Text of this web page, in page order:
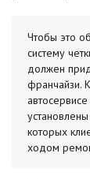
Чтобы это
систему
должен
франчайзи.
которых
ходом